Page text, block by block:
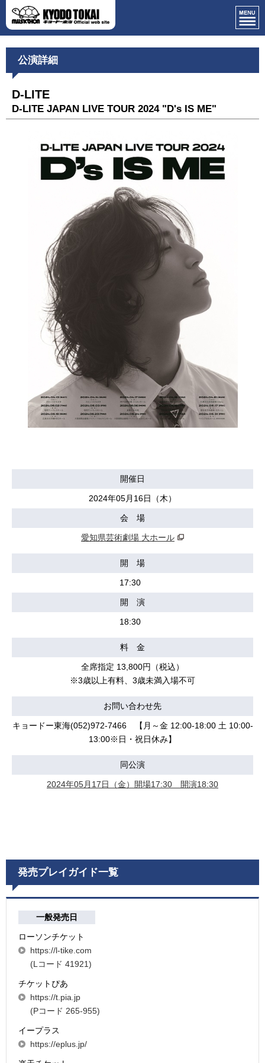
公演詳細
D-LITE
D-LITE JAPAN LIVE TOUR 2024 "D's IS ME"
開催日
2024年05月16日（木）
会 場
愛知県芸術劇場 大ホール
開 場
17:30
開 演
18:30
料 金
全席指定 13,800円（税込）
※3歳以上有料、3歳未満入場不可
お問い合わせ先
キョードー東海(052)972-7466 【月～金 12:00-18:00 土 10:00-
13:00※日・祝日休み】
同公演
2024年05月17日（金）開場17:30 開演18:30
発売プレイガイド一覧
一般発売日
ローソンチケット
https://l-tike.com
(Lコード 41921)
チケットぴあ
https://t.pia.jp
(Pコード 265-955)
イープラス
https://eplus.jp/